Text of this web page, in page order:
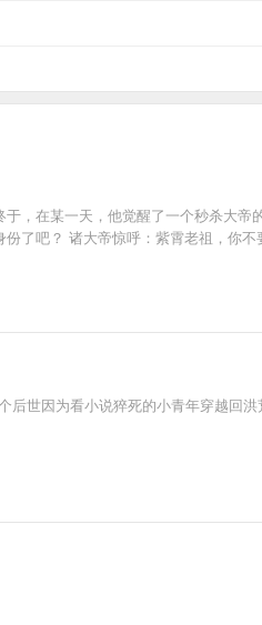
，在某一天，他觉醒了一个秒杀大帝
了吧？ 诸大帝惊呼：紫霄老祖，你不
世因为看小说猝死的小青年穿越回